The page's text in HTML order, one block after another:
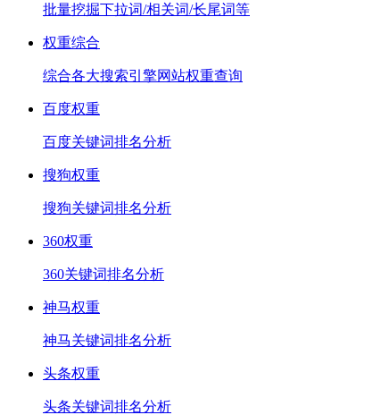
批量挖掘下拉词/相关词/长尾词等
权重综合
综合各大搜索引擎网站权重查询
百度权重
百度关键词排名分析
搜狗权重
搜狗关键词排名分析
360权重
360关键词排名分析
神马权重
神马关键词排名分析
头条权重
头条关键词排名分析